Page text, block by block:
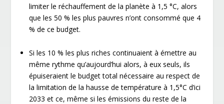
limiter le réchauffement de la planète à 1,5 °C, alors
que les 50 % les plus pauvres n’ont consommé que 4
% de ce budget.
Si les 10 % les plus riches continuaient à émettre au
même rythme qu’aujourd’hui alors, à eux seuls, ils
épuiseraient le budget total nécessaire au respect de
la limitation de la hausse de température à 1,5°C d’ici
2033 et ce, même si les émissions du reste de la